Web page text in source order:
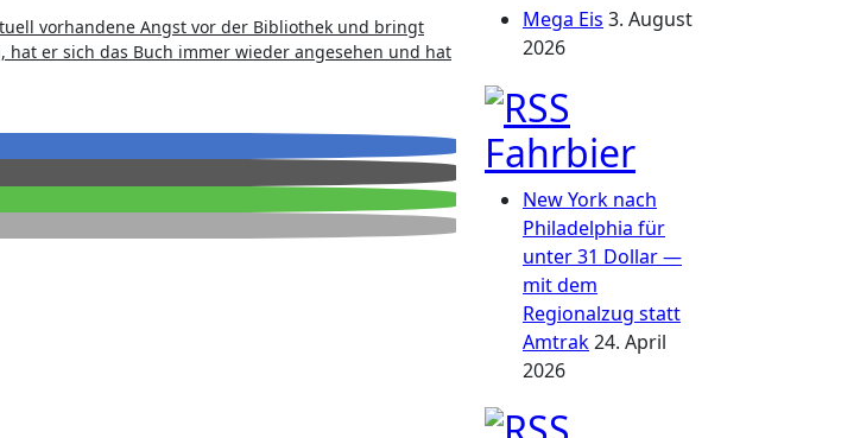
vorhandene Angst vor der Bibliothek und bringt
hat er sich das Buch immer wieder angesehen und hat
Mega Eis 3. August
2026
Fahrbier
New York nach
Philadelphia für
unter 31 Dollar —
mit dem
Regionalzug statt
Amtrak24. April
2026